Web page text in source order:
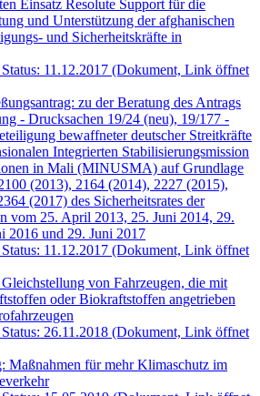
Einsatz Resolute Support für die
und Unterstützung der afghanischen
und Sicherheitskräfte in
11.12.2017 (Dokument, Link öffnet
zu der Beratung des Antrags
- Drucksachen 19/24 (neu), 19/177 -
bewaffneter deutscher Streitkräfte
Integrierten Stabilisierungsmission
in Mali (MINUSMA) auf Grundlage
(2013), 2164 (2014), 2227 (2015),
(2017) des Sicherheitsrates der
vom 25. April 2013, 25. Juni 2014, 29.
2016 und 29. Juni 2017
11.12.2017 (Dokument, Link öffnet
von Fahrzeugen, die mit
oder Biokraftstoffen angetrieben
26.11.2018 (Dokument, Link öffnet
Maßnahmen für mehr Klimaschutz im